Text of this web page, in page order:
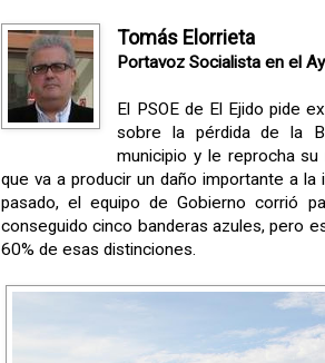
Tomás Elorrieta
Portavoz Socialista en el
El PSOE de El Ejido pide
sobre la pérdida de la
municipio y le reprocha
que va a producir un daño importante a la
pasado, el equipo de Gobierno corrió
conseguido cinco banderas azules, pero
60% de esas distinciones.